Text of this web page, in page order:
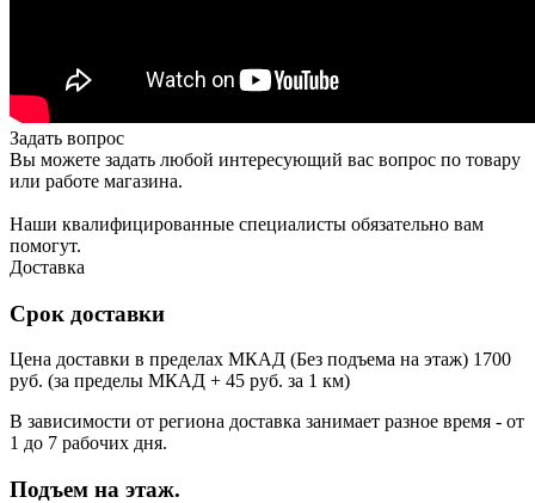
Задать вопрос
Вы можете задать любой интересующий вас вопрос по товару
или работе магазина.
Наши квалифицированные специалисты обязательно вам
помогут.
Доставка
Срок доставки
Цена доставки в пределах МКАД (Без подъема на этаж) 1700
руб. (за пределы МКАД + 45 руб. за 1 км)
В зависимости от региона доставка занимает разное время - от
1 до 7 рабочих дня.
Подъем на этаж.